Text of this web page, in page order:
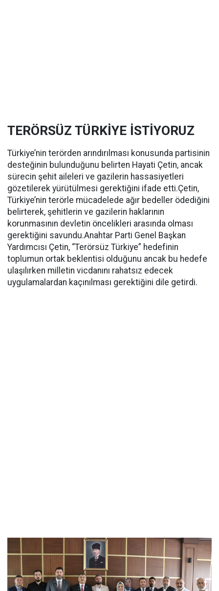
TERÖRSÜZ TÜRKİYE İSTİYORUZ
Türkiye’nin terörden arındırılması konusunda partisinin
desteğinin bulunduğunu belirten Hayati Çetin, ancak
sürecin şehit aileleri ve gazilerin hassasiyetleri
gözetilerek yürütülmesi gerektiğini ifade etti.Çetin,
Türkiye’nin terörle mücadelede ağır bedeller ödediğini
belirterek, şehitlerin ve gazilerin haklarının
korunmasının devletin öncelikleri arasında olması
gerektiğini savundu.Anahtar Parti Genel Başkan
Yardımcısı Çetin, “Terörsüz Türkiye” hedefinin
toplumun ortak beklentisi olduğunu ancak bu hedefe
ulaşılırken milletin vicdanını rahatsız edecek
uygulamalardan kaçınılması gerektiğini dile getirdi.